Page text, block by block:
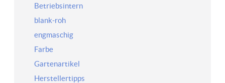
Betriebsintern
blank-roh
engmaschig
Farbe
Gartenartikel
Herstellertipps